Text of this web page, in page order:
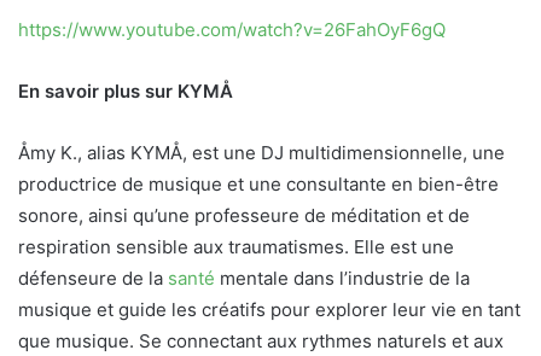
https://www.youtube.com/watch?v=26FahOyF6gQ
En savoir plus sur KYMÅ
Åmy K., alias KYMÅ, est une DJ multidimensionnelle, une
productrice de musique et une consultante en bien-être
sonore, ainsi qu’une professeure de méditation et de
respiration sensible aux traumatismes. Elle est une
défenseure de la santé mentale dans l’industrie de la
musique et guide les créatifs pour explorer leur vie en tant
que musique. Se connectant aux rythmes naturels et aux